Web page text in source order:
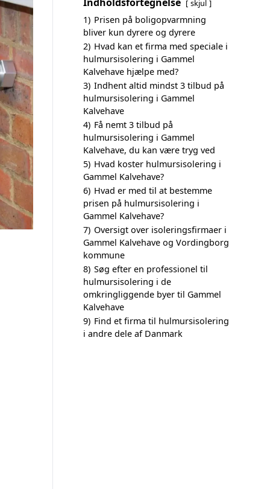
skjul
1) Prisen på boligopvarmning
bliver kun dyrere og dyrere
2) Hvad kan et firma med speciale i
hulmursisolering i Gammel
Kalvehave hjælpe med?
3) Indhent altid mindst 3 tilbud på
hulmursisolering i Gammel
Kalvehave
4) Få nemt 3 tilbud på
hulmursisolering i Gammel
Kalvehave, du kan være tryg ved
5) Hvad koster hulmursisolering i
Gammel Kalvehave?
6) Hvad er med til at bestemme
prisen på hulmursisolering i
Gammel Kalvehave?
7) Oversigt over isoleringsfirmaer i
Gammel Kalvehave og Vordingborg
kommune
8) Søg efter en professionel til
hulmursisolering i de
omkringliggende byer til Gammel
Kalvehave
9) Find et firma til hulmursisolering
i andre dele af Danmark